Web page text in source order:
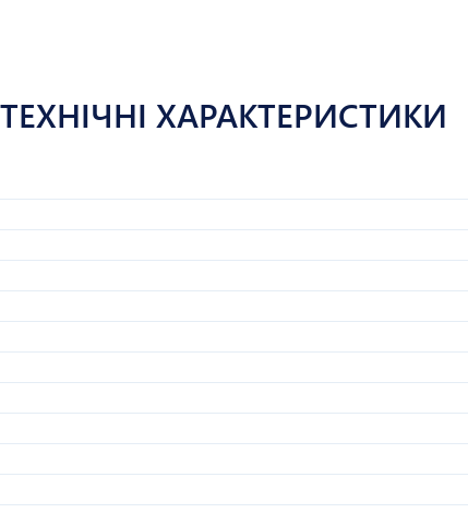
в рульовій і пасажирській консолі. Кокпіт човна
рішень у розділі «інтер’єр та екстер’єр».
складна навігаційна арка додає човну безпеку і
тиску оберігає балон під час стоянки на суші від
кола користувачів. Цей човен чудово підійде для
Невеликі розміри човна роблять його легким в
на одноосьовому причепі, тим самим можна
подорож на воді незабутньою і безпечною пригодою.
ТЕХНІЧНІ ХАРАКТЕРИСТИКИ